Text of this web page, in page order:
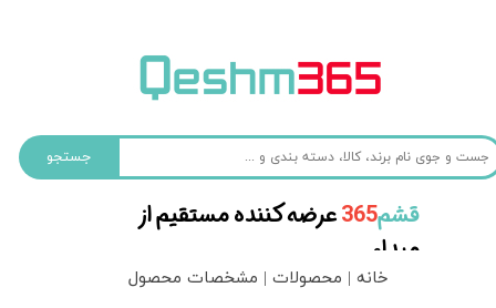
جستجو
قشم‌365عرضه کننده مستقیم از
مبداء
خانه | محصولات | مشخصات محصول